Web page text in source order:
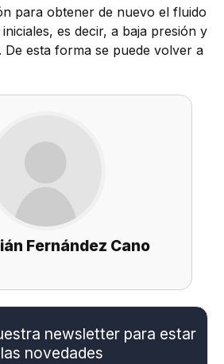
para obtener de nuevo el fluido
es decir, a baja presión y
De esta forma se puede volver a
Fernández Cano
newsletter para estar
novedades